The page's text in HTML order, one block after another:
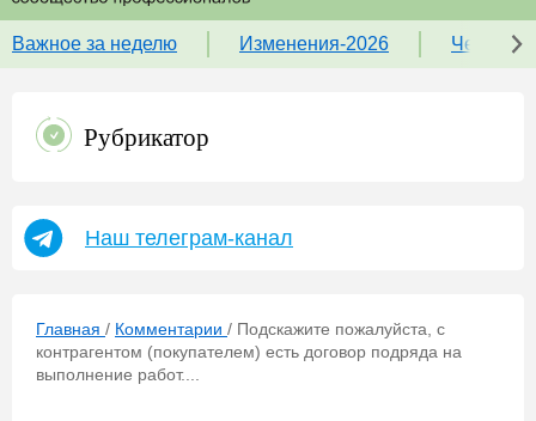
Важное за неделю Изменения-2026 Чек-
Рубрикатор
Наш телеграм-канал
Главная / Комментарии / Подскажите пожалуйста, с
контрагентом (покупателем) есть договор подряда на
выполнение работ....